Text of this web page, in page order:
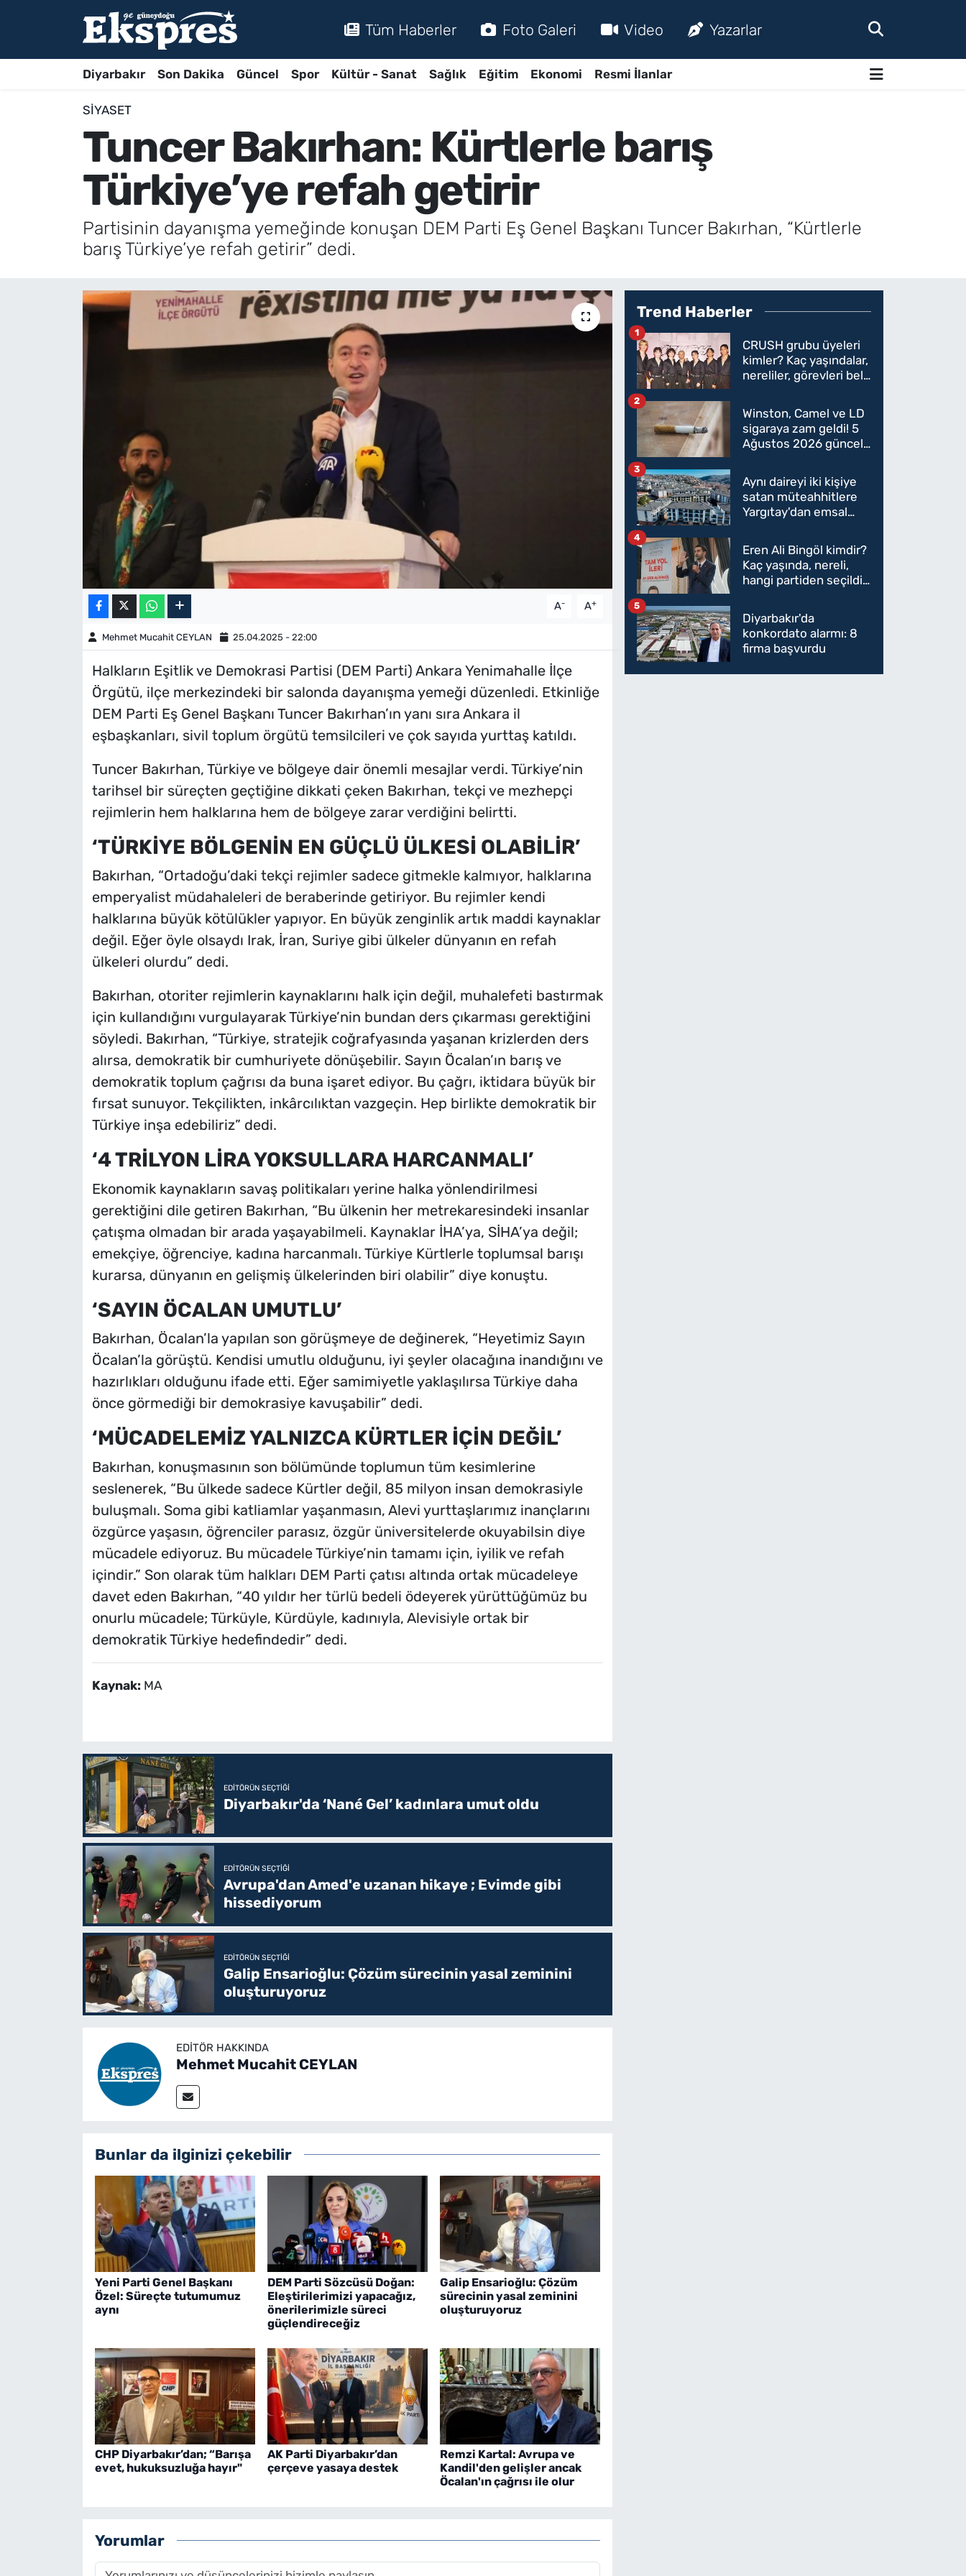
Tüm Haberler Foto Galeri Video Yazarlar
Diyarbakır Son Dakika Güncel Spor Kültür - Sanat Sağlık Eğitim Ekonomi Resmi İlanlar
SIYASET
Tuncer Bakırhan: Kürtlerle barış
Türkiye’ye refah getirir
Partisinin dayanışma yemeğinde konuşan DEM Parti Eş Genel Başkanı Tuncer Bakırhan, “Kürtlerle
barış Türkiye’ye refah getirir” dedi.
A- A+
Mehmet Mucahit CEYLAN 25.04.2025 - 22:00
Halkların Eşitlik ve Demokrasi Partisi (DEM Parti) Ankara Yenimahalle İlçe
Örgütü, ilçe merkezindeki bir salonda dayanışma yemeği düzenledi. Etkinliğe
DEM Parti Eş Genel Başkanı Tuncer Bakırhan’ın yanı sıra Ankara il
eşbaşkanları, sivil toplum örgütü temsilcileri ve çok sayıda yurttaş katıldı.
Tuncer Bakırhan, Türkiye ve bölgeye dair önemli mesajlar verdi. Türkiye’nin
tarihsel bir süreçten geçtiğine dikkati çeken Bakırhan, tekçi ve mezhepçi
rejimlerin hem halklarına hem de bölgeye zarar verdiğini belirtti.
‘TÜRKİYE BÖLGENİN EN GÜÇLÜ ÜLKESİ OLABİLİR’
Bakırhan, “Ortadoğu’daki tekçi rejimler sadece gitmekle kalmıyor, halklarına
emperyalist müdahaleleri de beraberinde getiriyor. Bu rejimler kendi
halklarına büyük kötülükler yapıyor. En büyük zenginlik artık maddi kaynaklar
değil. Eğer öyle olsaydı Irak, İran, Suriye gibi ülkeler dünyanın en refah
ülkeleri olurdu” dedi.
Bakırhan, otoriter rejimlerin kaynaklarını halk için değil, muhalefeti bastırmak
için kullandığını vurgulayarak Türkiye’nin bundan ders çıkarması gerektiğini
söyledi. Bakırhan, “Türkiye, stratejik coğrafyasında yaşanan krizlerden ders
alırsa, demokratik bir cumhuriyete dönüşebilir. Sayın Öcalan’ın barış ve
demokratik toplum çağrısı da buna işaret ediyor. Bu çağrı, iktidara büyük bir
fırsat sunuyor. Tekçilikten, inkârcılıktan vazgeçin. Hep birlikte demokratik bir
Türkiye inşa edebiliriz” dedi.
‘4 TRİLYON LİRA YOKSULLARA HARCANMALI’
Ekonomik kaynakların savaş politikaları yerine halka yönlendirilmesi
gerektiğini dile getiren Bakırhan, “Bu ülkenin her metrekaresindeki insanlar
çatışma olmadan bir arada yaşayabilmeli. Kaynaklar İHA’ya, SİHA’ya değil;
emekçiye, öğrenciye, kadına harcanmalı. Türkiye Kürtlerle toplumsal barışı
kurarsa, dünyanın en gelişmiş ülkelerinden biri olabilir” diye konuştu.
‘SAYIN ÖCALAN UMUTLU’
Bakırhan, Öcalan’la yapılan son görüşmeye de değinerek, “Heyetimiz Sayın
Öcalan’la görüştü. Kendisi umutlu olduğunu, iyi şeyler olacağına inandığını ve
hazırlıkları olduğunu ifade etti. Eğer samimiyetle yaklaşılırsa Türkiye daha
önce görmediği bir demokrasiye kavuşabilir” dedi.
‘MÜCADELEMİZ YALNIZCA KÜRTLER İÇİN DEĞİL’
Bakırhan, konuşmasının son bölümünde toplumun tüm kesimlerine
seslenerek, “Bu ülkede sadece Kürtler değil, 85 milyon insan demokrasiyle
buluşmalı. Soma gibi katliamlar yaşanmasın, Alevi yurttaşlarımız inançlarını
özgürce yaşasın, öğrenciler parasız, özgür üniversitelerde okuyabilsin diye
mücadele ediyoruz. Bu mücadele Türkiye’nin tamamı için, iyilik ve refah
içindir.” Son olarak tüm halkları DEM Parti çatısı altında ortak mücadeleye
davet eden Bakırhan, “40 yıldır her türlü bedeli ödeyerek yürüttüğümüz bu
onurlu mücadele; Türküyle, Kürdüyle, kadınıyla, Alevisiyle ortak bir
demokratik Türkiye hedefindedir” dedi.
Kaynak: MA
EDITÖRÜN SEÇTIĞI
Diyarbakır'da ‘Nané Gel’ kadınlara umut oldu
EDITÖRÜN SEÇTIĞI
Avrupa'dan Amed'e uzanan hikaye ; Evimde gibi
hissediyorum
EDITÖRÜN SEÇTIĞI
Galip Ensarioğlu: Çözüm sürecinin yasal zeminini
oluşturuyoruz
EDITÖR HAKKINDA
Mehmet Mucahit CEYLAN
Bunlar da ilginizi çekebilir
Yeni Parti Genel Başkanı
Özel: Süreçte tutumumuz
aynı
DEM Parti Sözcüsü Doğan:
Eleştirilerimizi yapacağız,
önerilerimizle süreci
güçlendireceğiz
Galip Ensarioğlu: Çözüm
sürecinin yasal zeminini
oluşturuyoruz
CHP Diyarbakır’dan; “Barışa
evet, hukuksuzluğa hayır"
AK Parti Diyarbakır’dan
çerçeve yasaya destek
Remzi Kartal: Avrupa ve
Kandil'den gelişler ancak
Öcalan'ın çağrısı ile olur
Yorumlar
Trend Haberler
CRUSH grubu üyeleri
kimler? Kaç yaşındalar,
nereliler, görevleri belli
1
Winston, Camel ve LD
sigaraya zam geldi! 5
Ağustos 2026 güncel
oldu
2
Aynı daireyi iki kişiye
satan müteahhitlere
Yargıtay'dan emsal
3
Eren Ali Bingöl kimdir?
Kaç yaşında, nereli,
hangi partiden seçildi?
Parti'ye mi geçecek?
4
Diyarbakır'da
konkordato alarmı: 8
firma başvurdu
5